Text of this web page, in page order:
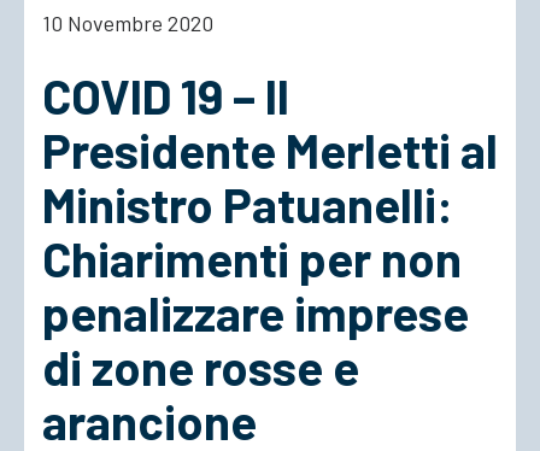
Cosa Facciamo
ACCEDI
10 Novembre 2020
COVID 19 – Il
Presidente Merletti al
Ministro Patuanelli:
Chiarimenti per non
penalizzare imprese
di zone rosse e
arancione